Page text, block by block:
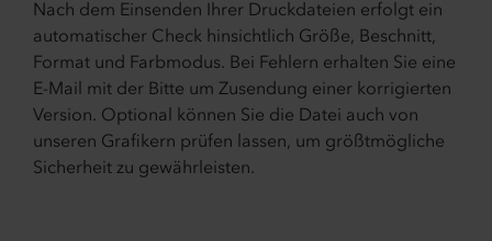
Nach dem Einsenden Ihrer Druckdateien erfolgt ein
automatischer Check hinsichtlich Größe, Beschnitt,
Format und Farbmodus. Bei Fehlern erhalten Sie eine
E-Mail mit der Bitte um Zusendung einer korrigierten
Version. Optional können Sie die Datei auch von
unseren Grafikern prüfen lassen, um größtmögliche
Sicherheit zu gewährleisten.